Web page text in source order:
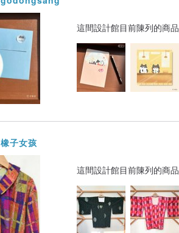
這間設計館目前陳列的商品
橡子女孩
這間設計館目前陳列的商品